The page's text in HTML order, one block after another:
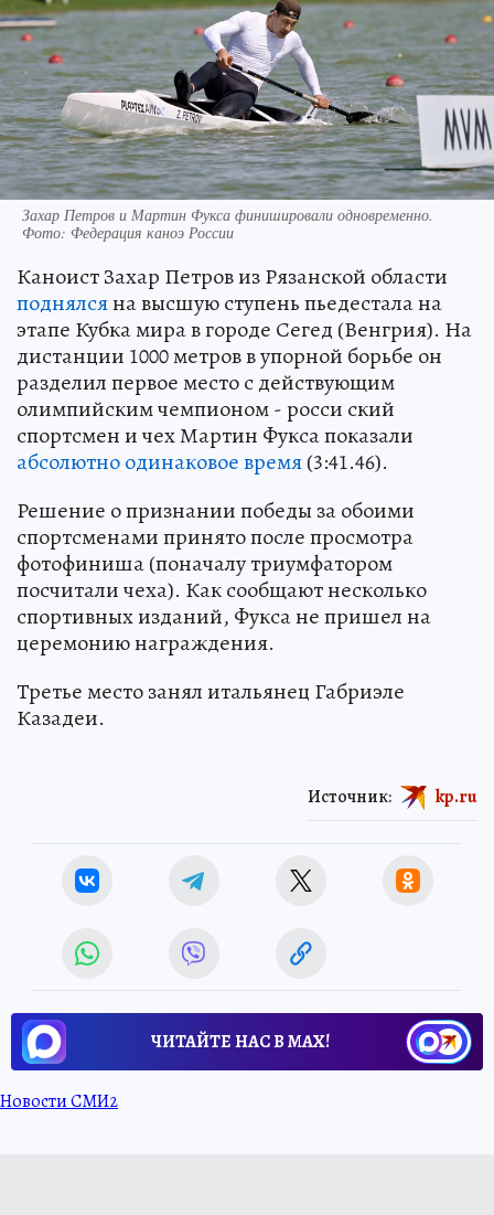
Захар Петров и Мартин Фукса финишировали одновременно.
Фото: Федерация каноэ России
Каноист Захар Петров из Рязанской области
поднялсяна высшую ступень пьедестала на
этапе Кубка мира в городе Сегед (Венгрия). На
дистанции 1000 метров в упорной борьбе он
разделил первое место с действующим
олимпийским чемпионом - росси ский
спортсмен и чех Мартин Фукса показали
абсолютно одинаковое время(3:41.46).
Решение о признании победы за обоими
спортсменами принято после просмотра
фотофиниша (поначалу триумфатором
посчитали чеха). Как сообщают несколько
спортивных изданий, Фукса не пришел на
церемонию награждения.
Третье место занял итальянец Габриэле
Казадеи.
Источник: kp.ru
ЧИТАЙТЕ НАС В МАХ!
Новости СМИ2